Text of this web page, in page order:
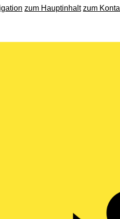
zum Hauptinhalt zum